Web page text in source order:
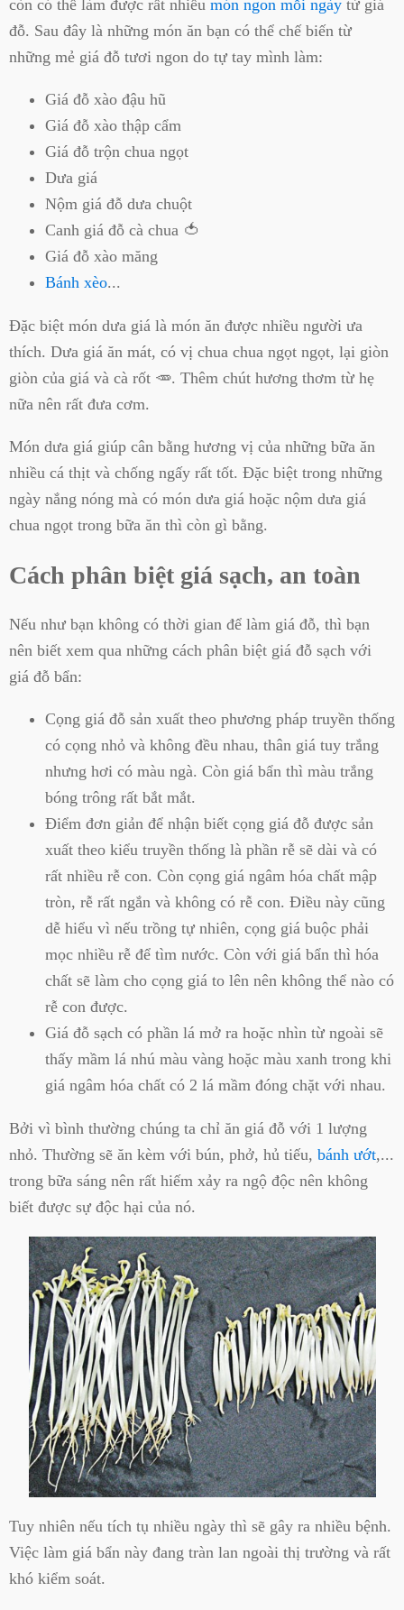
còn có thể làm được rất nhiều món ngon mỗi ngày từ giá
đỗ. Sau đây là những món ăn bạn có thể chế biến từ
những mẻ giá đỗ tươi ngon do tự tay mình làm:
Giá đỗ xào đậu hũ
Giá đỗ xào thập cẩm
Giá đỗ trộn chua ngọt
Dưa giá
Nộm giá đỗ dưa chuột
Canh giá đỗ cà chua 🍅
Giá đỗ xào măng
Bánh xèo...
Đặc biệt món dưa giá là món ăn được nhiều người ưa
thích. Dưa giá ăn mát, có vị chua chua ngọt ngọt, lại giòn
giòn của giá và cà rốt 🥕. Thêm chút hương thơm từ hẹ
nữa nên rất đưa cơm.
Món dưa giá giúp cân bằng hương vị của những bữa ăn
nhiều cá thịt và chống ngấy rất tốt. Đặc biệt trong những
ngày nắng nóng mà có món dưa giá hoặc nộm dưa giá
chua ngọt trong bữa ăn thì còn gì bằng.
Cách phân biệt giá sạch, an toàn
Nếu như bạn không có thời gian để làm giá đỗ, thì bạn
nên biết xem qua những cách phân biệt giá đỗ sạch với
giá đỗ bẩn:
Cọng giá đỗ sản xuất theo phương pháp truyền thống
có cọng nhỏ và không đều nhau, thân giá tuy trắng
nhưng hơi có màu ngà. Còn giá bẩn thì màu trắng
bóng trông rất bắt mắt.
Điểm đơn giản để nhận biết cọng giá đỗ được sản
xuất theo kiểu truyền thống là phần rễ sẽ dài và có
rất nhiều rễ con. Còn cọng giá ngâm hóa chất mập
tròn, rễ rất ngắn và không có rễ con. Điều này cũng
dễ hiểu vì nếu trồng tự nhiên, cọng giá buộc phải
mọc nhiều rễ để tìm nước. Còn với giá bẩn thì hóa
chất sẽ làm cho cọng giá to lên nên không thể nào có
rễ con được.
Giá đỗ sạch có phần lá mở ra hoặc nhìn từ ngoài sẽ
thấy mầm lá nhú màu vàng hoặc màu xanh trong khi
giá ngâm hóa chất có 2 lá mầm đóng chặt với nhau.
Bởi vì bình thường chúng ta chỉ ăn giá đỗ với 1 lượng
nhỏ. Thường sẽ ăn kèm với bún, phở, hủ tiếu, bánh ướt,...
trong bữa sáng nên rất hiếm xảy ra ngộ độc nên không
biết được sự độc hại của nó.
Tuy nhiên nếu tích tụ nhiều ngày thì sẽ gây ra nhiều bệnh.
Việc làm giá bẩn này đang tràn lan ngoài thị trường và rất
khó kiểm soát.